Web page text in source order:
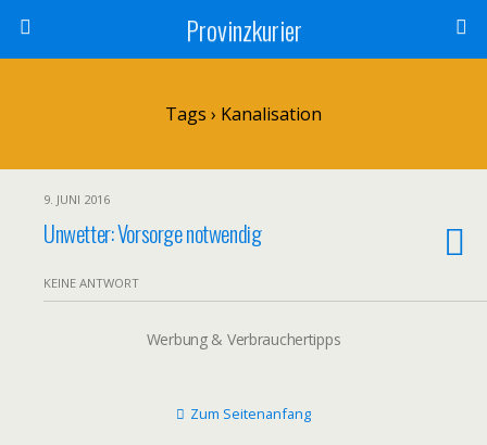
Provinzkurier
Tags › Kanalisation
9. JUNI 2016
Unwetter: Vorsorge notwendig
KEINE ANTWORT
Werbung & Verbrauchertipps
Zum Seitenanfang